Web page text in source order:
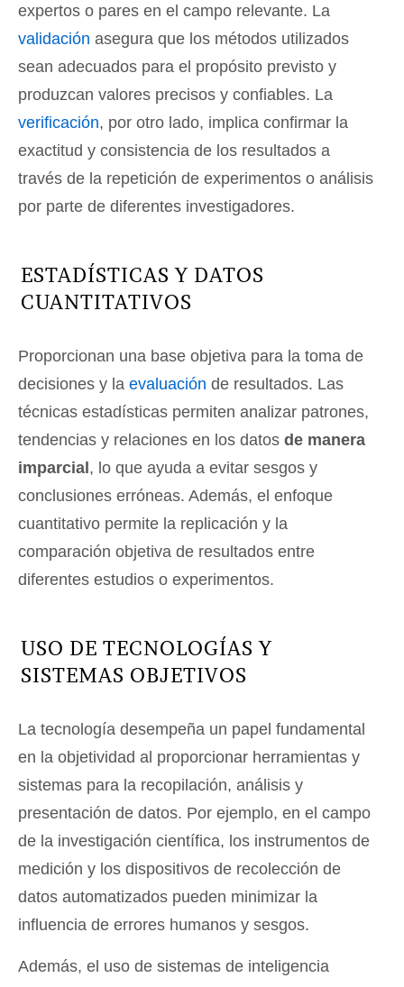
expertos o pares en el campo relevante. La
validación asegura que los métodos utilizados
sean adecuados para el propósito previsto y
produzcan valores precisos y confiables. La
verificación, por otro lado, implica confirmar la
exactitud y consistencia de los resultados a
través de la repetición de experimentos o análisis
por parte de diferentes investigadores.
ESTADÍSTICAS Y DATOS
CUANTITATIVOS
Proporcionan una base objetiva para la toma de
decisiones y la evaluación de resultados. Las
técnicas estadísticas permiten analizar patrones,
tendencias y relaciones en los datos de manera
imparcial, lo que ayuda a evitar sesgos y
conclusiones erróneas. Además, el enfoque
cuantitativo permite la replicación y la
comparación objetiva de resultados entre
diferentes estudios o experimentos.
USO DE TECNOLOGÍAS Y
SISTEMAS OBJETIVOS
La tecnología desempeña un papel fundamental
en la objetividad al proporcionar herramientas y
sistemas para la recopilación, análisis y
presentación de datos. Por ejemplo, en el campo
de la investigación científica, los instrumentos de
medición y los dispositivos de recolección de
datos automatizados pueden minimizar la
influencia de errores humanos y sesgos.
Además, el uso de sistemas de inteligencia